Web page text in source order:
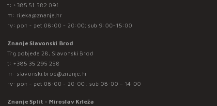
t: +385 51 582 091
m: rijeka@znanje.hr
rv: pon - pet 08:00 - 20:00; sub 9:00-15:00
Znanje Slavonski Brod
Trg pobjede 28, Slavonski Brod
t: +385 35 295 258
m: slavonski.brod@znanje.hr
rv: pon - pet 08:00 - 20:00 ; sub 08:00 – 14:00
Znanje Split - Miroslav Krleža